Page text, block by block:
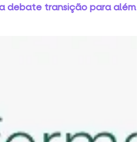
debate transição para além